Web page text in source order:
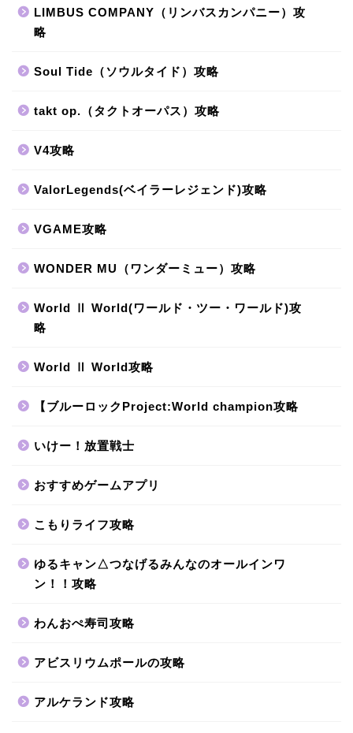
LIMBUS COMPANY（リンバスカンパニー）攻
略
Soul Tide（ソウルタイド）攻略
takt op.（タクトオーパス）攻略
V4攻略
ValorLegends(ベイラーレジェンド)攻略
VGAME攻略
WONDER MU（ワンダーミュー）攻略
World Ⅱ World(ワールド・ツー・ワールド)攻
略
World Ⅱ World攻略
【ブルーロックProject:World champion攻略
いけー！放置戦士
おすすめゲームアプリ
こもりライフ攻略
ゆるキャン△つなげるみんなのオールインワ
ン！！攻略
わんおぺ寿司攻略
アビスリウムポールの攻略
アルケランド攻略